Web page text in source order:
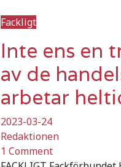
Fackligt
Inte ens en
av de
arbetar
2023-03-24
Redaktionen
1 Comment